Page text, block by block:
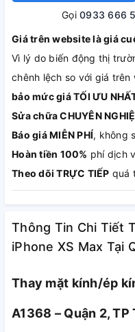
Gọi0933 666
Giá trên website là giá
Vì lý do biến động thị
chênh lệch so với giá trên
bảo mức giá TỐI ƯU
Sửa chữa CHUYÊN
Báo giá MIỄN PHÍ, không
Hoàn tiền 100% phí dịch
Theo dõi TRỰC TIẾP quá
Thông Tin Chi Tiết
iPhone XS Max Tại
Thay mặt kính/ép
A1368 – Quận 2,